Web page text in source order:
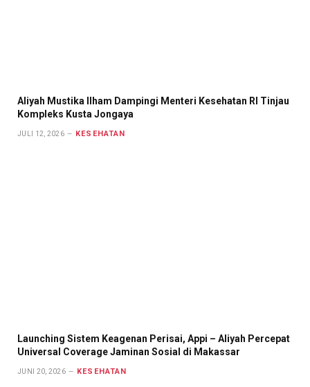
Aliyah Mustika Ilham Dampingi Menteri Kesehatan RI Tinjau
Kompleks Kusta Jongaya
JULI 12, 2026 KESEHATAN
Launching Sistem Keagenan Perisai, Appi – Aliyah Percepat
Universal Coverage Jaminan Sosial di Makassar
JUNI 20, 2026 KESEHATAN